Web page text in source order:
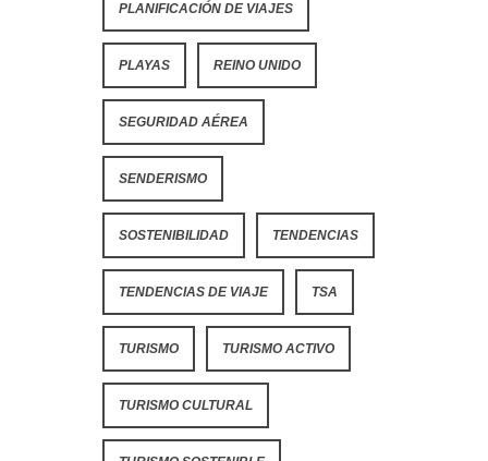
PLANIFICACIÓN DE VIAJES
PLAYAS REINO UNIDO
SEGURIDAD AÉREA
SENDERISMO
SOSTENIBILIDAD TENDENCIAS
TENDENCIAS DE VIAJE TSA
TURISMO TURISMO ACTIVO
TURISMO CULTURAL